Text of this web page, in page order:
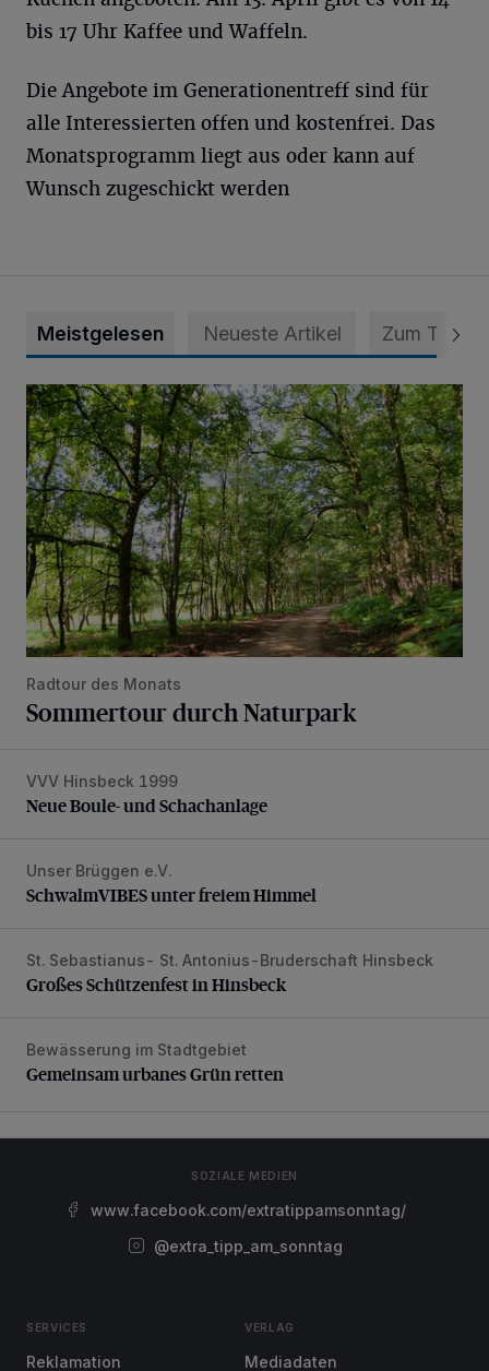
bis 17 Uhr Kaffee und Waffeln.
Die Angebote im Generationentreff sind für
alle Interessierten offen und kostenfrei. Das
Monatsprogramm liegt aus oder kann auf
Wunsch zugeschickt werden
Meistgelesen Neueste Artikel Zum Thema
Sommertour durch Naturpark
Radtour des Monats
Sommertour durch Naturpark
Neue Boule- und Schachanlage
VVV Hinsbeck 1999
Neue Boule- und Schachanlage
SchwalmVIBES unter freiem Himmel
Unser Brüggen e.V.
SchwalmVIBES unter freiem Himmel
Großes Schützenfest in Hinsbeck
St. Sebastianus- St. Antonius-Bruderschaft Hinsbeck
Großes Schützenfest in Hinsbeck
Gemeinsam urbanes Grün retten
Bewässerung im Stadtgebiet
Gemeinsam urbanes Grün retten
SOZIALE MEDIEN
www.facebook.com/extratippamsonntag/
@extra_tipp_am_sonntag
SERVICES
Reklamation
VERLAG
Mediadaten